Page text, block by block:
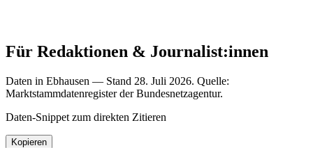
Für Redaktionen & Journalist:innen
Daten in Ebhausen — Stand 28. Juli 2026. Quelle:
Marktstammdatenregister der Bundesnetzagentur.
Daten-Snippet zum direkten Zitieren
Kopieren